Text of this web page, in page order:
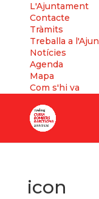
L'Ajuntament
Contacte
Tràmits
Treballa a
Notícies
Agenda
Mapa
Com s'hi va
icon